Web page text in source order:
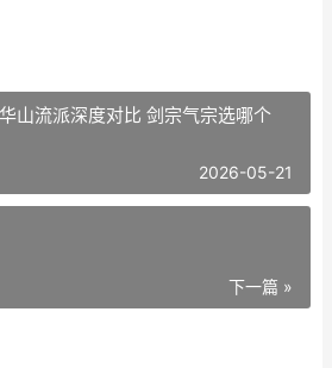
山流派深度对比 剑宗气宗选哪个
2026-05-21
下一篇 »